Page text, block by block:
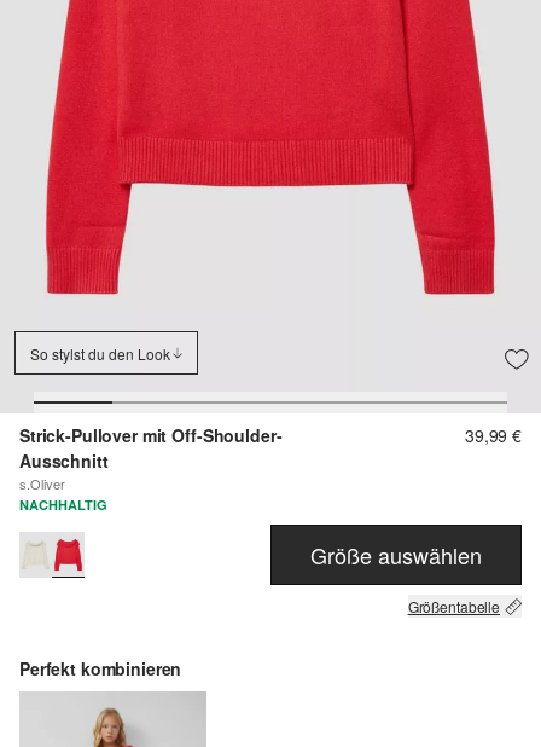
So stylst du den Look
Strick-Pullover mit Off-Shoulder-
Ausschnitt
s.Oliver
39,99 €
NACHHALTIG
Größe auswählen
Größentabelle
Perfekt kombinieren